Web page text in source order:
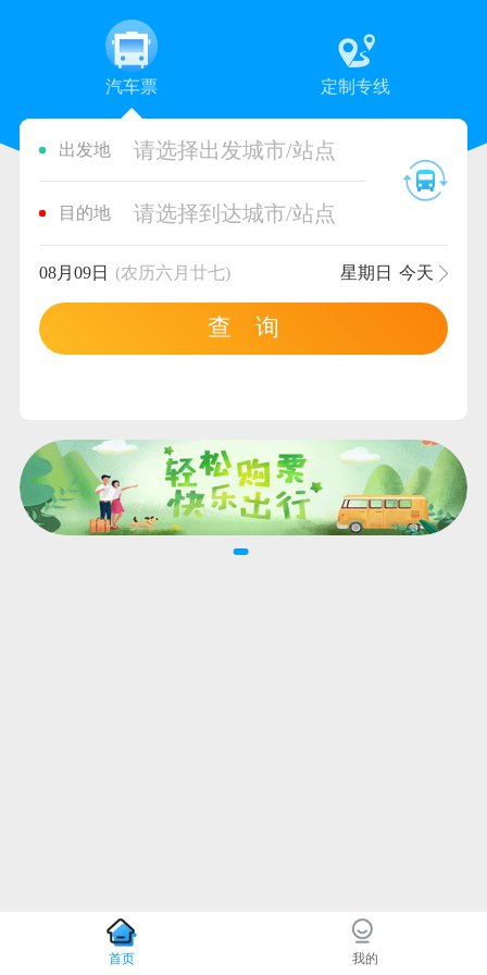
汽车票 定制专线
出发地 请选择出发城市/站点
目的地 请选择到达城市/站点
08月09日 (农历六月廿七) 星期日 今天
查 询
首页 我的